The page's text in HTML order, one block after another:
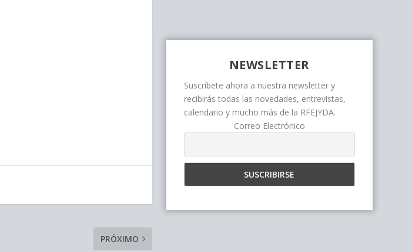
PRÓXIMO
NEWSLETTER
Suscríbete ahora a nuestra newsletter y
recibirás todas las novedades, entrevistas,
calendario y mucho más de la RFEJYDA.
Correo Electrónico